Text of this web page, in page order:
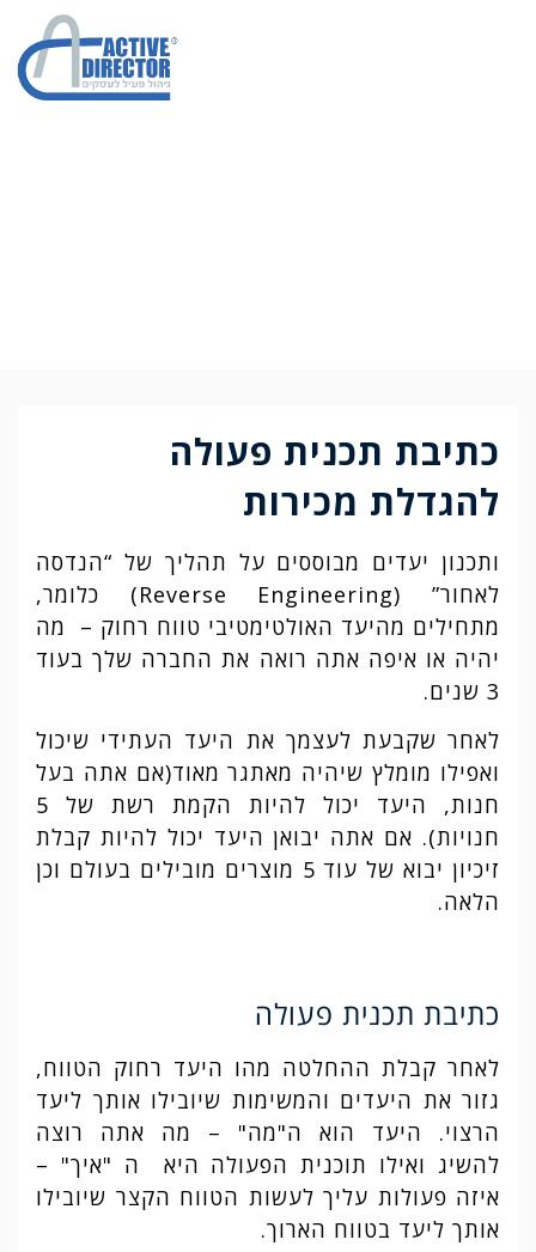
כתיבת תכנית פעולה
להגדלת מכירות
ותכנון יעדים מבוססים על תהליך של “הנדסה
לאחור” (Reverse Engineering) כלומר,
מתחילים מהיעד האולטימטיבי טווח רחוק – מה
יהיה או איפה אתה רואה את החברה שלך בעוד
3 שנים.
לאחר שקבעת לעצמך את היעד העתידי שיכול
ואפילו מומלץ שיהיה מאתגר מאוד(אם אתה בעל
חנות, היעד יכול להיות הקמת רשת של 5
חנויות). אם אתה יבואן היעד יכול להיות קבלת
זיכיון יבוא של עוד 5 מוצרים מובילים בעולם וכן
הלאה.
כתיבת תכנית פעולה
לאחר קבלת ההחלטה מהו היעד רחוק הטווח,
גזור את היעדים והמשימות שיובילו אותך ליעד
הרצוי. היעד הוא ה"מה" – מה אתה רוצה
להשיג ואילו תוכנית הפעולה היא ה "איך" –
איזה פעולות עליך לעשות הטווח הקצר שיובילו
אותך ליעד בטווח הארוך.